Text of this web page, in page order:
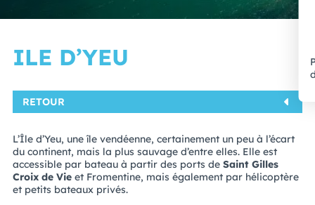
ILE D’YEU
RETOUR
L’Île d’Yeu, une île vendéenne, certainement un peu à l’écart
du continent, mais la plus sauvage d’entre elles. Elle est
accessible par bateau à partir des ports de Saint Gilles
Croix de Vie et Fromentine, mais également par hélicoptère
et petits bateaux privés.